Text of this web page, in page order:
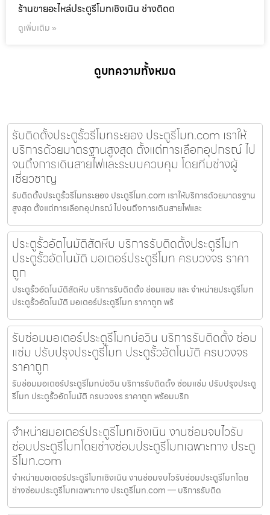
ร้านขายอะไหล่ประตูรีโมทเชิงเนิน ช่างติดต
ดูเพิ่มเติม »
ดูบทความทั้งหมด
รับติดตั้งประตูรั้วรีโมทระยอง ประตูรีโมท.com เราให้
บริการด้วยมาตรฐานสูงสุด ตั้งแต่การเลือกอุปกรณ์ ไป
จนถึงการเดินสายไฟและระบบควบคุม โดยทีมช่างผู้
เชี่ยวชาญ
รับติดตั้งประตูรั้วรีโมทระยอง ประตูรีโมท.com เราให้บริการด้วยมาตรฐาน
สูงสุด ตั้งแต่การเลือกอุปกรณ์ ไปจนถึงการเดินสายไฟและ
ประตูรั้วอัตโนมัติสัตหีบ บริการรับติดตั้งประตูรีโมท
ประตูรั้วอัตโนมัติ มอเตอร์ประตูรีโมท ครบวงจร ราคา
ถูก
ประตูรั้วอัตโนมัติสัตหีบ บริการรับติดตั้ง ซ่อมแซม และ จำหน่ายประตูรีโมท
ประตูรั้วอัตโนมัติ มอเตอร์ประตูรีโมท ราคาถูก พร้
รับซ่อมมอเตอร์ประตูรีโมทบ่อวิน บริการรับติดตั้ง ซ่อม
แซ่ม ปรับปรุงประตูรีโมท ประตูรั้วอัตโนมัติ ครบวงจร
ราคาถูก
รับซ่อมมอเตอร์ประตูรีโมทบ่อวิน บริการรับติดตั้ง ซ่อมแซ่ม ปรับปรุงประตู
รีโมท ประตูรั้วอัตโนมัติ ครบวงจร ราคาถูก พร้อมบริก
จำหน่ายมอเตอร์ประตูรีโมทเชิงเนิน งานซ่อมจบไวรับ
ซ่อมประตูรีโมทโดยช่างซ่อมประตูรีโมทเฉพาะทาง ประตู
รีโมท.com
จำหน่ายมอเตอร์ประตูรีโมทเชิงเนิน งานซ่อมจบไวรับซ่อมประตูรีโมทโดย
ช่างซ่อมประตูรีโมทเฉพาะทาง ประตูรีโมท.com — บริการรับติด